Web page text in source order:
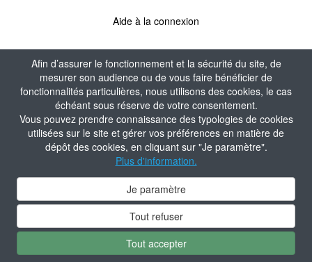
Afin d’assurer le fonctionnement et la sécurité du site, de
mesurer son audience ou de vous faire bénéficier de
fonctionnalités particulières, nous utilisons des cookies, le cas
échéant sous réserve de votre consentement.
Vous pouvez prendre connaissance des typologies de cookies
utilisées sur le site et gérer vos préférences en matière de
dépôt des cookies, en cliquant sur "Je paramètre".
Plus d'information.
Je paramètre
Tout refuser
Tout accepter
Aide à la connexion